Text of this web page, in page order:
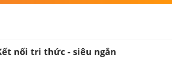
nối tri thức - siêu ngắn